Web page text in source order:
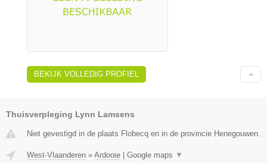
BEKIJK VOLLEDIG PROFIEL
Thuisverpleging Lynn Lamsens
Niet gevestigd in de plaats Flobecq en in de provincie Henegouwen.
West-Vlaanderen » Ardooie | Google maps ▼